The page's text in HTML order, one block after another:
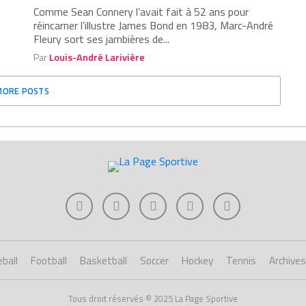
Comme Sean Connery l’avait fait à 52 ans pour
réincarner l’illustre James Bond en 1983, Marc-André
Fleury sort ses jambières de...
ParLouis-André Larivière
POSTS
Football Basketball Soccer Hockey Tennis
Tous droit réservés © 2025 La Page Sportive